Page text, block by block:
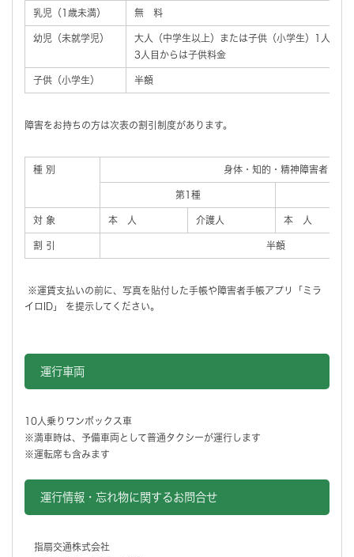
乳児（1歳未満） 無 料
幼児（未就学児）
大人（中学生以上）または子供（小学生）1人につ
3人目からは子供料金
子供（小学生） 半額
障害をお持ちの方は次表の割引制度があります。
種 別 身体・知的・精神障害者
第1種
対 象 本 人 介護人 本 人
割 引 半額
※運賃支払いの前に、写真を貼付した手帳や障害者手帳アプリ「ミラ
イロID」 を提示してください。
運行車両
10人乗りワンボックス車
※満車時は、予備車両として普通タクシーが運行します
※運転席も含みます
運行情報・忘れ物に関するお問合せ
指扇交通株式会社